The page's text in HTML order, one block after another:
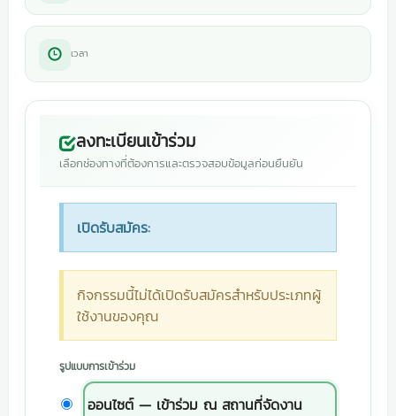
เวลา
ลงทะเบียนเข้าร่วม
เลือกช่องทางที่ต้องการและตรวจสอบข้อมูลก่อนยืนยัน
เปิดรับสมัคร:
กิจกรรมนี้ไม่ได้เปิดรับสมัครสำหรับประเภทผู้
ใช้งานของคุณ
รูปแบบการเข้าร่วม
ออนไซต์ — เข้าร่วม ณ สถานที่จัดงาน